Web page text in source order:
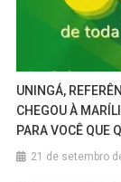
UNINGÁ,
CHEGOU À
PARA VOCÊ QUE
21 de setembro